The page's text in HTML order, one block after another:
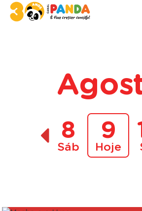
8
Sáb
9
Hoje